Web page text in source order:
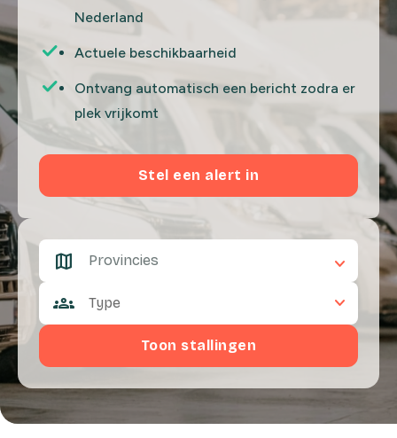
Nederland
Actuele beschikbaarheid
Ontvang automatisch een bericht zodra er
plek vrijkomt
Stel een alert in
Provincies keyboard_arrow_down
Type
Toon stallingen